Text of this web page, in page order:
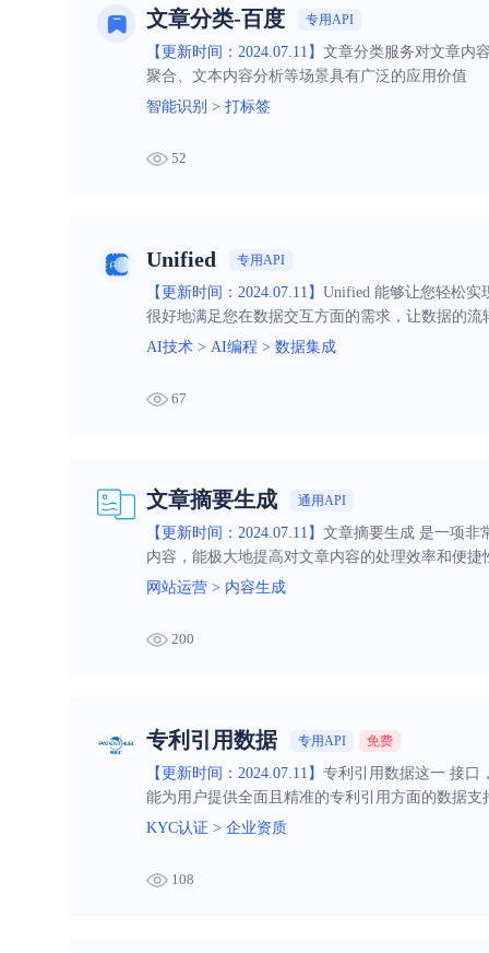
文章分类-百度 专用API
【更新时间：2024.07.11】 文章分类服务对文章内
聚合、文本内容分析等场景具有广泛的应用价值
智能识别 > 打标签
52
Unified 专用API
【更新时间：2024.07.11】 Unified 能够让您轻松实
很好地满足您在数据交互方面的需求，让数据的
AI技术 > AI编程 > 数据集成
67
文章摘要生成 通用API
【更新时间：2024.07.11】 文章摘要生成 是一项非
内容，能极大地提高对文章内容的处理效率和便
网站运营 > 内容生成
200
专利引用数据 专用API 免费
【更新时间：2024.07.11】 专利引用数据这一 接口
能为用户提供全面且精准的专利引用方面的数据
KYC认证 > 企业资质
108